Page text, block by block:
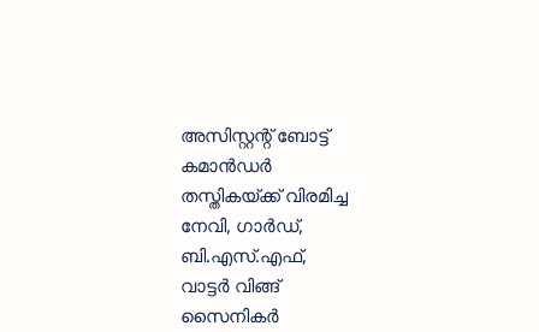
അസിസ്റ്റന്റ് ബോട്ട്
കമാൻഡർ
തസ്തികയ്ക്ക് വിരമിച്ച
നേവി, ഗാർഡ്,
ബി.എസ്.എഫ്,
വാട്ടർ വിങ്ങ്
സൈനികർ